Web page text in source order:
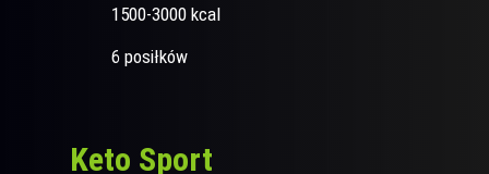
1500-3000 kcal
6 posiłków
Keto Sport